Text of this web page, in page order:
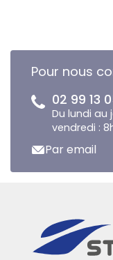
Pour nous
02 99 13
Du lundi au
vendredi :
Par email